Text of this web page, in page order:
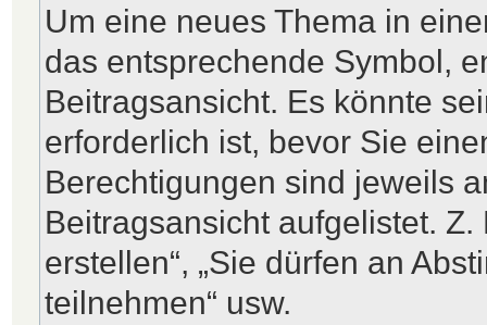
Um eine neues Thema in
das entsprechende Symbol,
Beitragsansicht. Es könnte
erforderlich ist, bevor Sie
Berechtigungen sind jeweils
Beitragsansicht aufgelistet.
erstellen“, „Sie dürfen an
teilnehmen“ usw.